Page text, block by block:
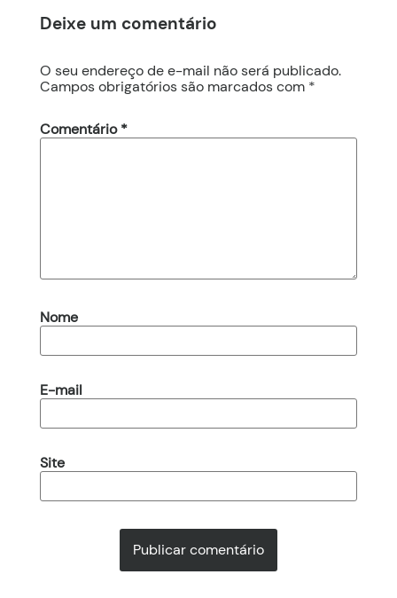
Deixe um comentário
O seu endereço de e-mail não será publicado.
Campos obrigatórios são marcados com *
Comentário*
Nome
E-mail
Site